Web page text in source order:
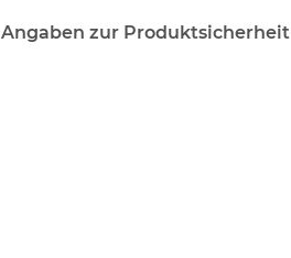
Angaben zur Produktsicherheit